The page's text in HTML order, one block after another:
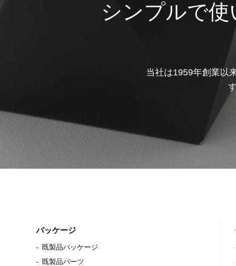
シンプルで
当社は1959年創業以
パッケージ
既製品パッケージ
既製品パーツ